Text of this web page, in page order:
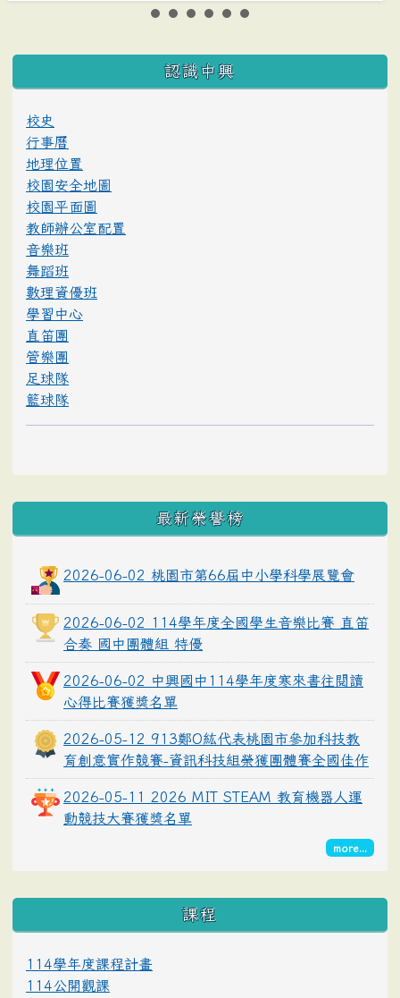
:::
認識中興
校史
行事曆
地理位置
校園安全地圖
校園平面圖
教師辦公室配置
音樂班
舞蹈班
數理資優班
學習中心
直笛團
管樂團
足球隊
籃球隊
最新榮譽榜
2026-06-02 桃園市第66屆中小學科學展覽會
2026-06-02 114學年度全國學生音樂比賽 直笛
合奏 國中團體組 特優
2026-06-02 中興國中114學年度寒來書往閱讀
心得比賽獲獎名單
2026-05-12 913鄭O紘代表桃園市參加科技教
育創意實作競賽-資訊科技組榮獲團體賽全國佳作
2026-05-11 2026 MIT STEAM 教育機器人運
動競技大賽獲獎名單
more...
課程
114學年度課程計畫
114公開觀課